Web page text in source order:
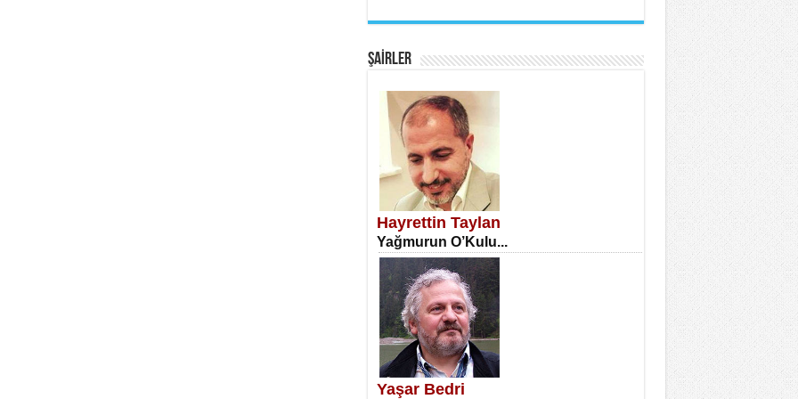
SATILMIŞ ÜMİT ÇETİNKAYA
Erkenlik...
NECLA DİLEK ARSLAN
Öğretmenler Günü Mahkemesi...
ŞAİRLER
Hayrettin Taylan
Yağmurun O’Kulu...
Yaşar Bedri